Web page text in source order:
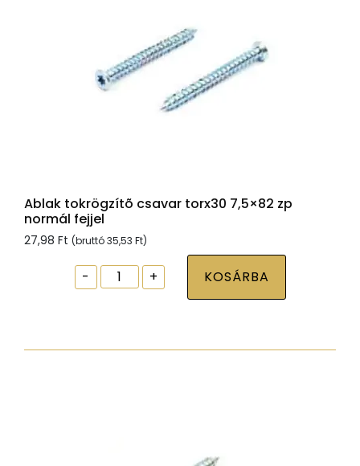
Ablak tokrögzítõ csavar torx30 7,5×82 zp
normál fejjel
27,98 Ft (bruttó35,53 Ft)
-
Ablak
tokrögzítõ
7,5x82
+ KOSÁRBA